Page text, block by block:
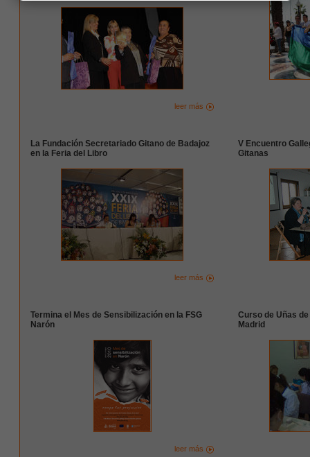
leer más
La Fundación Secretariado Gitano de Badajoz
en la Feria del Libro
leer más
V Encuentro
Gitanas
Termina el Mes de Sensibilización en la FSG
Narón
leer más
Curso de Uñas
Madrid